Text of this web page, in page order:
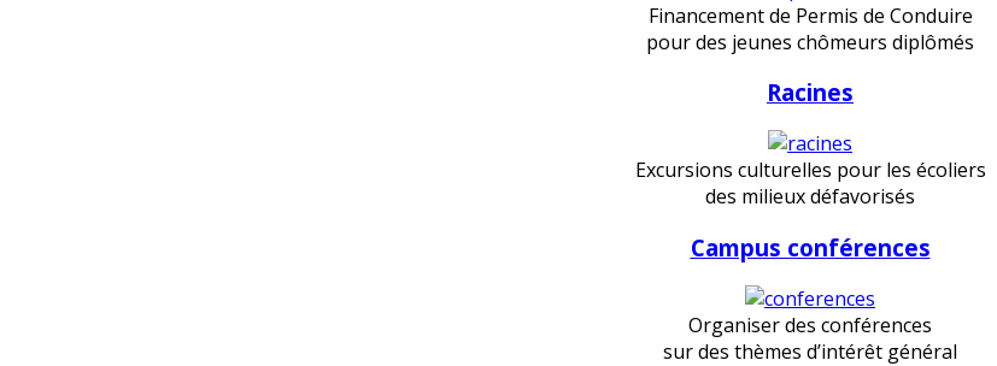
Financement de Permis de Conduire
pour des jeunes chômeurs diplômés
Racines
Excursions culturelles pour les écoliers
des milieux défavorisés
Campus conférences
Organiser des conférences
sur des thèmes d’intérêt général